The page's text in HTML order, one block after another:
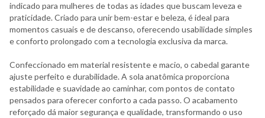
indicado para mulheres de todas as idades que buscam leveza e
praticidade. Criado para unir bem-estar e beleza, é ideal para
momentos casuais e de descanso, oferecendo usabilidade simples
e conforto prolongado com a tecnologia exclusiva da marca.
Confeccionado em material resistente e macio, o cabedal garante
ajuste perfeito e durabilidade. A sola anatômica proporciona
estabilidade e suavidade ao caminhar, com pontos de contato
pensados para oferecer conforto a cada passo. O acabamento
reforçado dá maior segurança e qualidade, transformando o uso